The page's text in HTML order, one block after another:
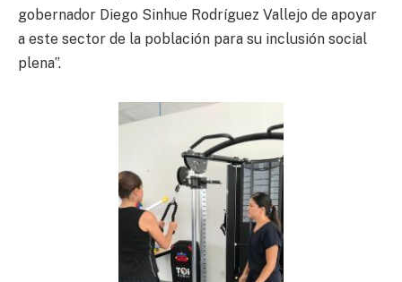
gobernador Diego Sinhue Rodríguez Vallejo de apoyar
a este sector de la población para su inclusión social
plena”.